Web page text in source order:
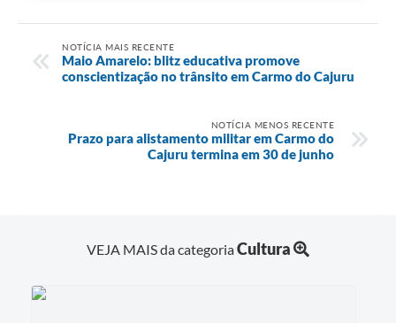
NOTÍCIA MAIS RECENTE
Maio Amarelo: blitz educativa promove
conscientização no trânsito em Carmo do Cajuru
NOTÍCIA MENOS RECENTE
Prazo para alistamento militar em Carmo do
Cajuru termina em 30 de junho
VEJA MAIS da categoriaCultura